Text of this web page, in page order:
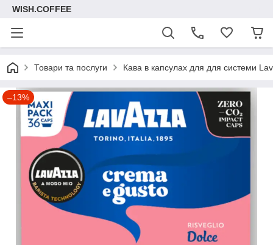
WISH.COFFEE
Товари та послуги Кава в капсулах для для системи
–13%